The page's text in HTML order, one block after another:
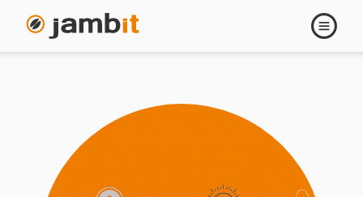
öffnen